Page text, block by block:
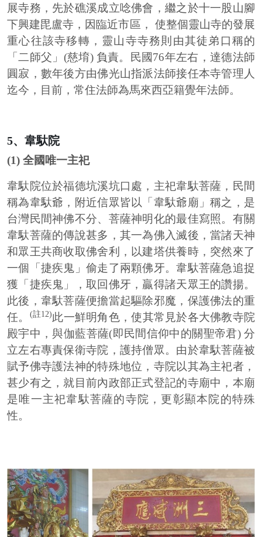
展寺務，先於礁溪成立唸佛會，繼之於十一股山腳
下興建毘盧寺，因臨近市區， 使整個靈山寺的發展
重心往該寺移轉，靈山寺寺務則由其徒弟口稱的
「二師父」(慈堉) 負責。民國76年左右，達德法師
圓寂，數年後方由佛光山指派法師接任本寺管理人
迄今，目前，常住法師為馬來西亞籍覺年法師。
5、韋馱院
(1) 全國唯一主祀
韋馱院位於福德坑溪坑口處，主祀韋馱菩薩，民間
稱為韋馱爺，附近信眾皆以「韋馱爺廟」稱之，是
台灣民間神佛不分、菩薩神明化的最佳寫照。有關
韋馱菩薩的傳說甚多，其一為佛入滅後，當諸天神
和眾王共商收取佛舍利，以建塔供養時，突然來了
一個「捷疾鬼」偷走了兩顆佛牙。韋馱菩薩急追捉
獲「捷疾鬼」，取回佛牙，贏得諸天眾王的讚揚。
此後，韋馱菩薩便擔當起驅除邪魔，保護佛法的重
任。
(註12)此一鮮明角色，使其常見於各大佛教寺院
殿宇中，與伽藍菩薩(即民間信仰中的關聖帝君) 分
立左右專責保衛寺院，護持僧眾。由於韋馱菩薩被
賦予佛寺護法神的特殊地位，寺院以其為主祀者，
甚少有之，就目前內政部正式登記的寺廟中，本廟
是唯一主祀韋馱菩薩的寺院，更彰顯本院的特殊
性。